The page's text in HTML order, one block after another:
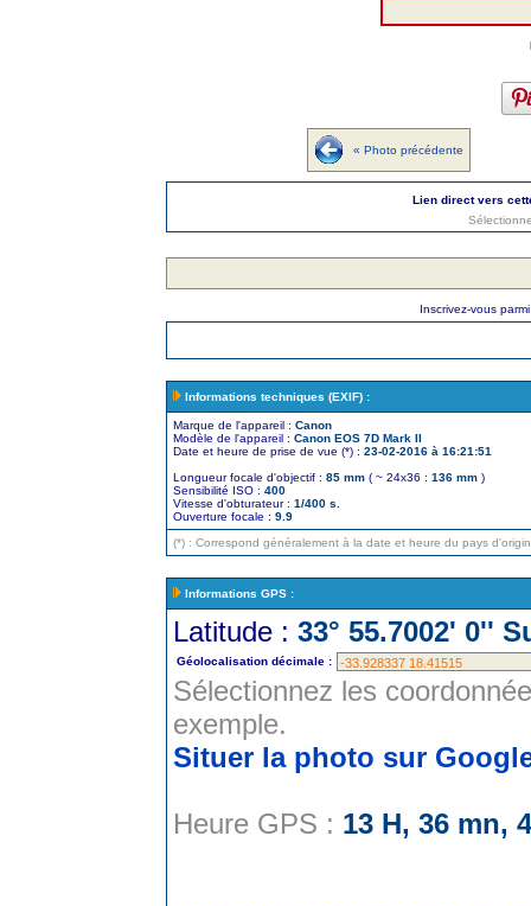
« Photo précédente
Lien direct vers
Inscrivez-vous
Informations techniques (EXIF) :
Marque de l'appareil : Canon
Modèle de l'appareil : Canon EOS 7D Mark II
Date et heure de prise de vue (*) : 23-02-2016 à 16:21:51
Longueur focale d'objectif : 85 mm ( ~ 24x36 : 136 mm )
Sensibilité ISO : 400
Vitesse d'obturateur : 1/400 s.
Ouverture focale : 9.9
(*) : Correspond généralement à la date et heure du pays
Informations GPS :
Latitude : 33° 55.7002' 0''
Géolocalisation décimale :
Sélectionnez les
exemple.
Situer la photo sur
Heure GPS : 13 H, 36 mn,